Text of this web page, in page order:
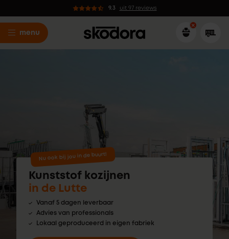
9.3 uit 97 reviews
menu
Nu ook bij jou in de buurt!
Kunststof kozijnen
in de Lutte
Vanaf 5 dagen leverbaar
Advies van professionals
Lokaal geproduceerd in eigen fabriek